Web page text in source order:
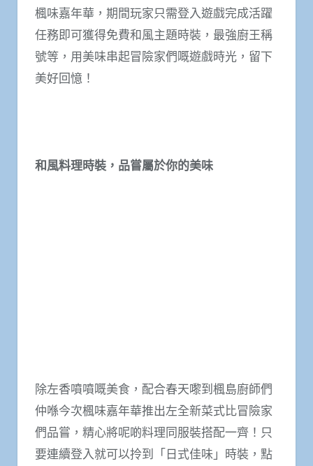
楓味嘉年華，期間玩家只需登入遊戲完成活躍
任務即可獲得免費和風主題時裝，最強廚王稱
號等，用美味串起冒險家們嘅遊戲時光，留下
美好回憶！
和風料理時裝，品嘗屬於你的美味
除左香噴噴嘅美食，配合春天嚟到楓島廚師們
仲喺今次楓味嘉年華推出左全新菜式比冒險家
們品嘗，精心將呢啲料理同服裝搭配一齊！只
要連續登入就可以拎到「日式佳味」時裝，點